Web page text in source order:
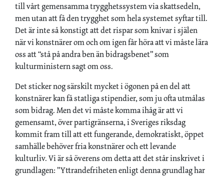
till vårt gemensamma trygghetssystem via skattsedeln,
men utan att få den trygghet som hela systemet syftar till.
Det är inte så konstigt att det rispar som knivar i själen
när vi konstnärer om och om igen får höra att vi måste lära
oss att “stå på andra ben än bidragsbenet” som
kulturministern sagt om oss.
Det sticker nog särskilt mycket i ögonen på en del att
konstnärer kan få statliga stipendier, som ju ofta utmålas
som bidrag. Men det vi måste komma ihåg är att vi
gemensamt, över partigränserna, i Sveriges riksdag
kommit fram till att ett fungerande, demokratiskt, öppet
samhälle behöver fria konstnärer och ett levande
kulturliv. Vi är så överens om detta att det står inskrivet i
grundlagen: ”Yttrandefriheten enligt denna grundlag har